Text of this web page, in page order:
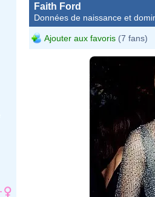
Faith Ford
Données de naissance et
Ajouter aux favoris (7 fans)